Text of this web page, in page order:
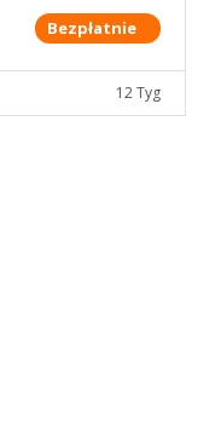
Bezpłatnie
12 Tyg